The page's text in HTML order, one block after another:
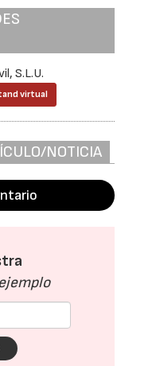
S.L.U.
virtual
NOTICIA